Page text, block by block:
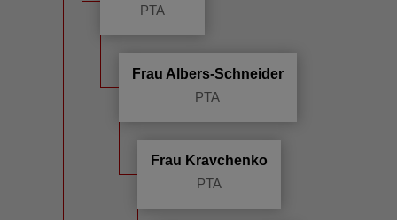
PTA
Frau Albers-Schneider
PTA
Frau Kravchenko
PTA